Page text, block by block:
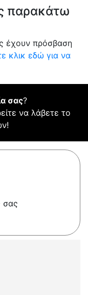
παρακάτω
έχουν πρόσβαση
κλικ εδώ για να
σας?
να λάβετε το
σας